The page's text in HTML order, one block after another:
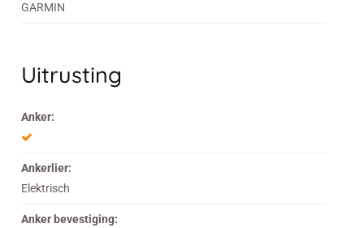
GARMIN
Uitrusting
Anker:
Ankerlier:
Elektrisch
Anker bevestiging: